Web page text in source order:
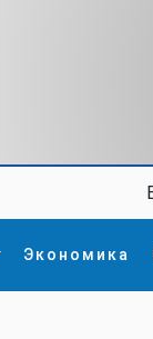
Экономика